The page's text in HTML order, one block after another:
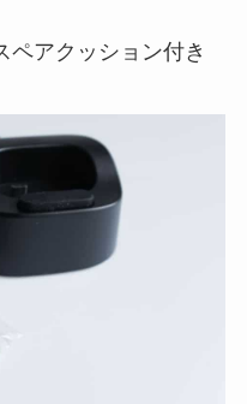
ペアクッション付き